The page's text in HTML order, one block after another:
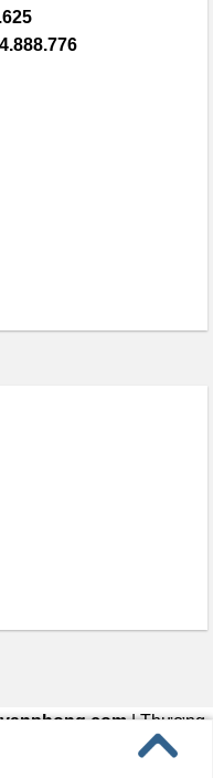
| Thương
Phong Vân